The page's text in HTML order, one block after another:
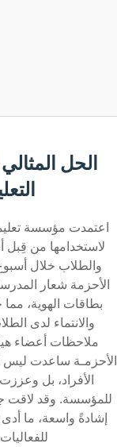
الحل
اعتمدت مؤسسة
لاستخدامها من قِبل
والطلاب خلال
الأحزمة شعار
بطاقات الهوية،
والانتماء لدى
ملاحظات أعضاء
الأحزمـة ساعدت
الأفراد، بل
للمؤسسة. وقد لاقت
إشادةً واسعة، ما